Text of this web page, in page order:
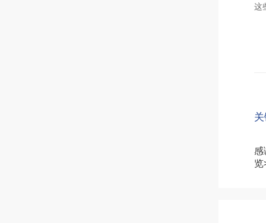
这
感
览